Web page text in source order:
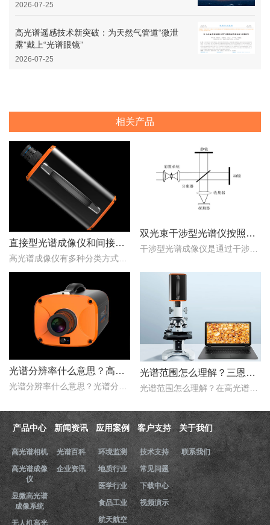
2026-07-25
高光谱遥感技术新突破：为天然气管道“微泄
露”戴上“光谱眼镜”
2026-07-25
相关产品
直接型光谱成像仪和间接型光谱成像仪区别
双光束干涉型光谱仪按照调制方式不同可分为哪些类型？
光谱分辨率什么意思？高光谱成像仪光谱分辨率范围多少？
光谱分辨率什么意思？光谱分辨率是评价高光谱成像仪性能的一个重要的指标，只是探测器在波长色散的方向，光谱仪器达到光谱响应峰值的半时，这两个波长之间的波长宽度。那么..
光谱范围怎么理解？三恩时高光谱成像仪光谱范围是多少nm？
光谱范围怎么理解？在高光谱成像仪的性能指标评价中，光谱范围是一项重要的指标，它用于表示高光谱成像仪能够在该谱段内实现理想成像的范围。那么，三恩时高光谱成像仪光谱..
产品中心
高光谱相机
高光谱成像
仪
显微高光谱
成像系统
新闻资讯
光谱百科
企业资讯
应用案例
环境监测
地质行业
医学行业
食品工业
航天航空
客户支持
技术支持
常见问题
下载中心
视频演示
关于我们
联系我们